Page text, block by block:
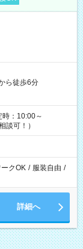
ら徒歩6分
：10:00～
可！）
クOK / 服装自由 /
詳細へ